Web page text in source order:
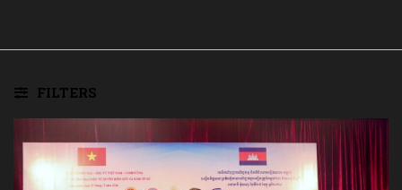
FILTERS